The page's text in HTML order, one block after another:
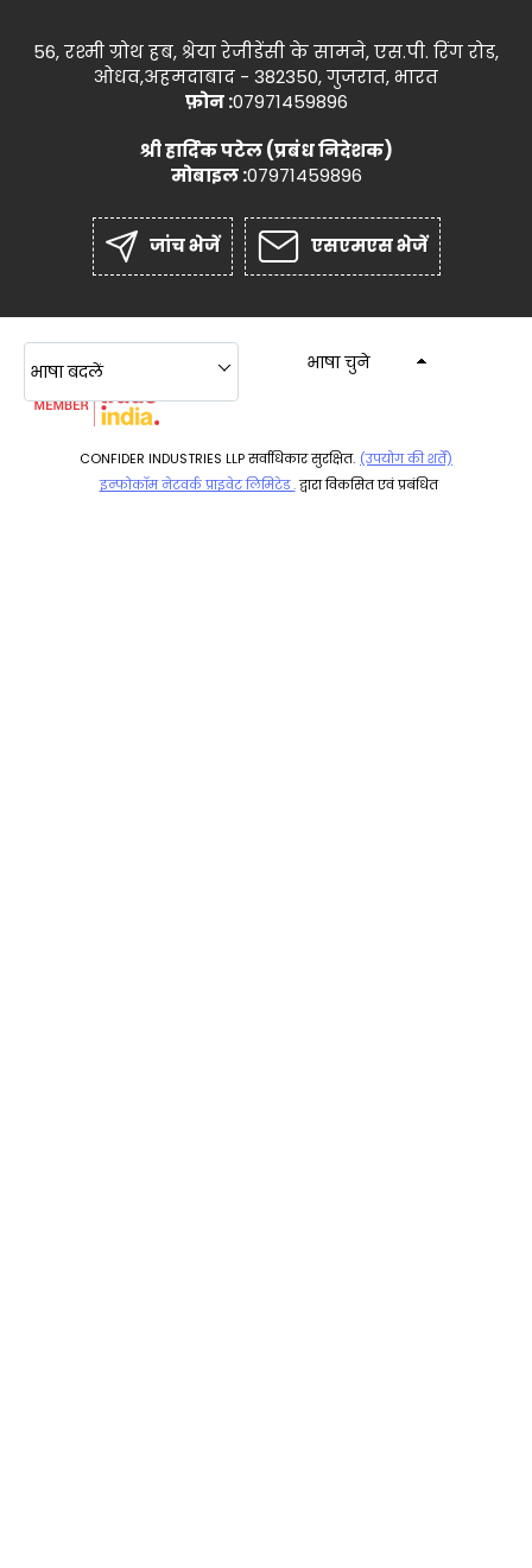
56, रश्मी ग्रोथ हब, श्रेया रेजीडेंसी के सामने, एस.पी. रिंग रोड,
ओधव,अहमदाबाद - 382350, गुजरात, भारत
फ़ोन :07971459896
श्री हार्दिक पटेल(प्रबंध निदेशक)
मोबाइल :07971459896
जांच भेजें एसएमएस भेजें
CONFIDER INDUSTRIES LLP सर्वाधिकार सुरक्षित. (उपयोग की शर्तें)
इन्फोकॉम नेटवर्क प्राइवेट लिमिटेड .द्वारा विकसित एवं प्रबंधित
भाषा बदलें भाषा चुने